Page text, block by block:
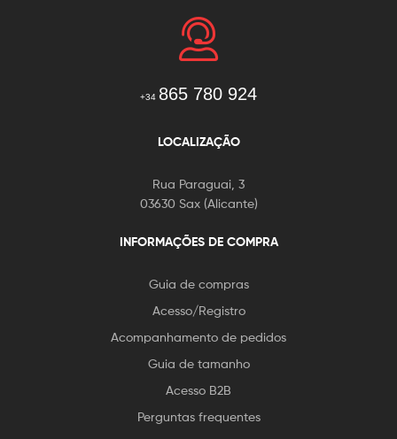
+34 865 780 924
LOCALIZAÇÃO
Rua Paraguai, 3
03630 Sax (Alicante)
INFORMAÇÕES DE COMPRA
Guia de compras
Acesso/Registro
Acompanhamento de pedidos
Guia de tamanho
Acesso B2B
Perguntas frequentes